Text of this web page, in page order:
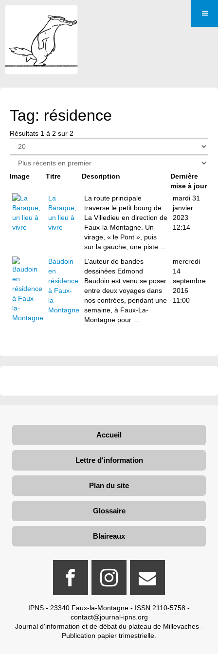
Tag: résidence
Résultats 1 à 2 sur 2
Image Titre Description
Dernière
mise à jour
La
Baraque,
un lieu à
vivre
La route principale
traverse le petit bourg de
La Villedieu en direction de
Faux-la-Montagne. Un
virage, « le Pont », puis
sur la gauche, une piste ...
mardi 31
janvier
2023
12:14
Baudoin
en
résidence
à Faux-
la-
Montagne
L’auteur de bandes
dessinées Edmond
Baudoin est venu se poser
entre deux voyages dans
nos contrées, pendant une
semaine, à Faux-La-
Montagne pour ...
mercredi
14
septembre
2016
11:00
Accueil
Lettre d'information
Plan du site
Glossaire
Blaireaux
IPNS - 23340 Faux-la-Montagne - ISSN 2110-5758 -
contact@journal-ipns.org
Journal d'information et de débat du plateau de Millevaches -
Publication papier trimestrielle.